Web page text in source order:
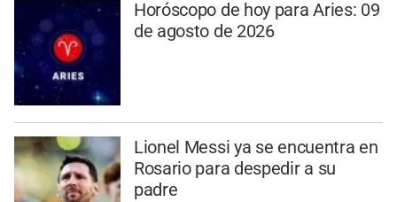
Horóscopo de hoy para Aries: 09
de agosto de 2026
Lionel Messi ya se encuentra en
Rosario para despedir a su
padre